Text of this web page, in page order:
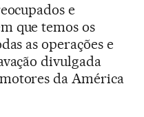
e
que temos os
as operações e
divulgada
da América